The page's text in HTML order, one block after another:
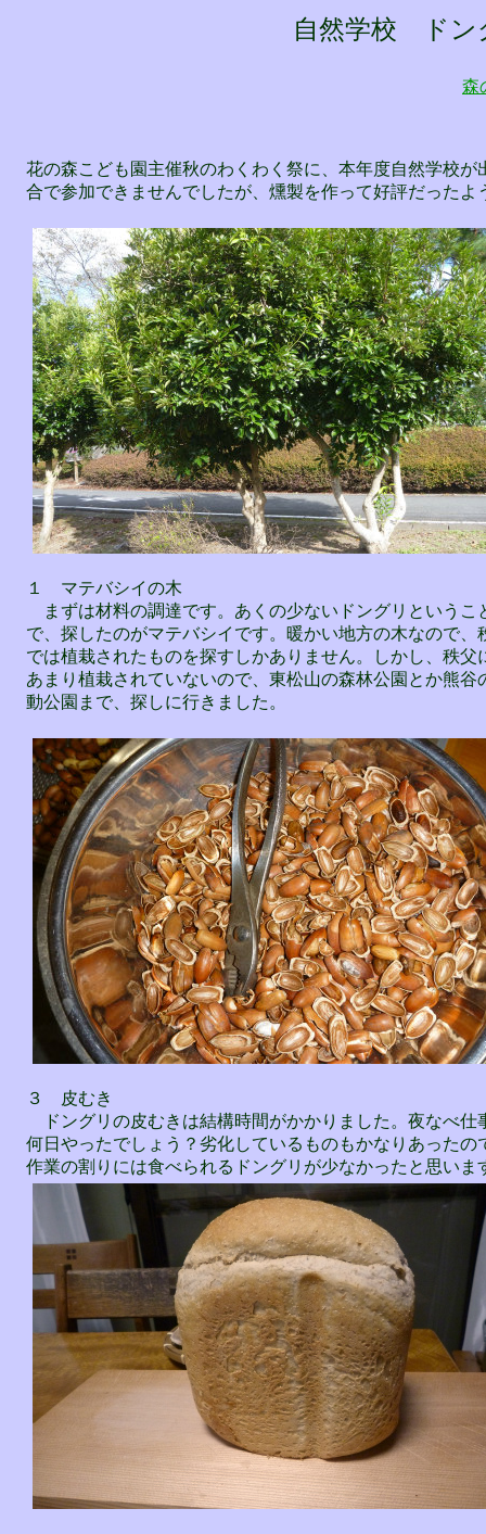
自然学校 ド
森
花の森こども園主催秋のわくわく祭に、本年度自然学校
合で参加できませんでしたが、燻製を作って好評だった
１ マテバシイの木
まずは材料の調達です。あくの少ないドングリというこ
で、探したのがマテバシイです。暖かい地方の木なので、
では植栽されたものを探すしかありません。しかし、秩父
あまり植栽されていないので、東松山の森林公園とか熊谷
動公園まで、探しに行きました。
３ 皮むき
ドングリの皮むきは結構時間がかかりました。夜なべ仕
何日やったでしょう？劣化しているものもかなりあったの
作業の割りには食べられるドングリが少なかったと思いま